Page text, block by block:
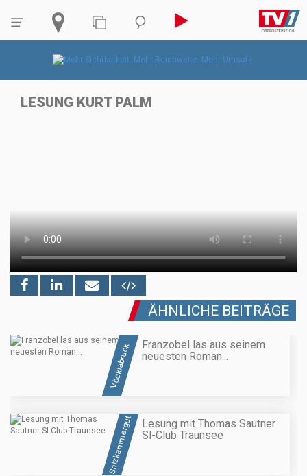
LESUNG KURT PALM
ÄHNLICHE BEITRÄGE
Vöcklabruck
Franzobel las aus seinem
neuesten Roman...
Salzkammergut
Lesung mit Thomas Sautner
Sl-Club Traunsee